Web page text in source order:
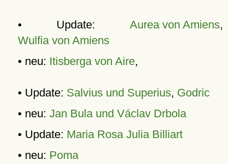
• Update: Aurea von Amiens,
Wulfia von Amiens
• neu: Itisberga von Aire,
• Update: Salvius und Superius, Godric
• neu: Jan Bula und Václav Drbola
• Update: Maria Rosa Julia Billiart
• neu: Poma